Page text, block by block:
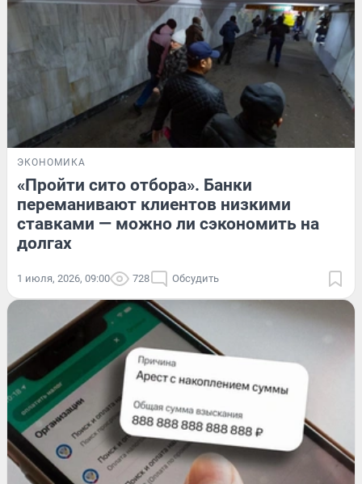
ЭКОНОМИКА
«Пройти сито отбора». Банки
переманивают клиентов низкими
ставками — можно ли сэкономить на
долгах
1 июля, 2026, 09:00 728 Обсудить